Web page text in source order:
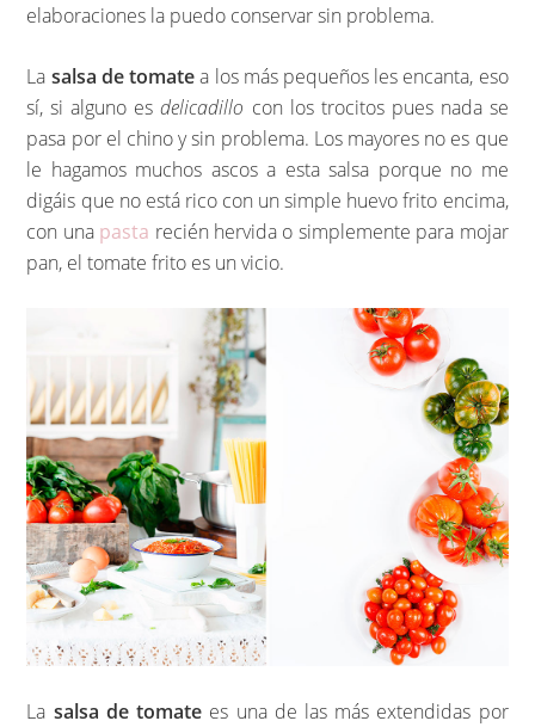
elaboraciones la puedo conservar sin problema.
La salsa de tomatea los más pequeños les encanta, eso
sí, si alguno esdelicadillo con los trocitos pues nada se
pasa por el chino y sin problema. Los mayores no es que
le hagamos muchos ascos a esta salsa porque no me
digáis que no está rico con un simple huevo frito encima,
con una pasta recién hervida o simplemente para mojar
pan, el tomate frito es un vicio.
La salsa de tomate es una de las más extendidas por